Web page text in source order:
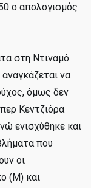
ο απολογισμός
στη Ντιναμό
να
όμως δεν
Κεντζιόρα
ενισχύθηκε και
που
οι
(Μ) και